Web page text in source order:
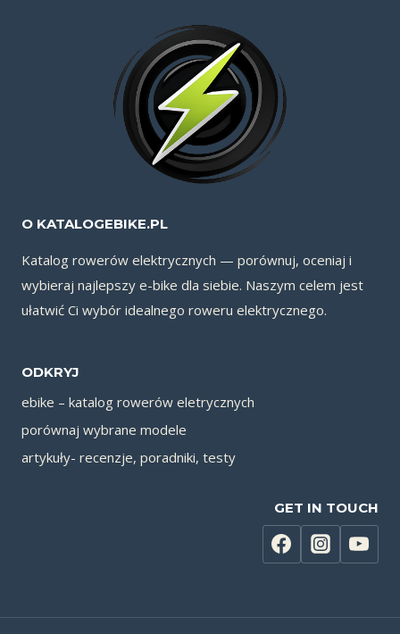
O KATALOGEBIKE.PL
Katalog rowerów elektrycznych — porównuj, oceniaj i
wybieraj najlepszy e-bike dla siebie. Naszym celem jest
ułatwić Ci wybór idealnego roweru elektrycznego.
ODKRYJ
ebike – katalog rowerów eletrycznych
porównaj wybrane modele
artykuły- recenzje, poradniki, testy
GET IN TOUCH